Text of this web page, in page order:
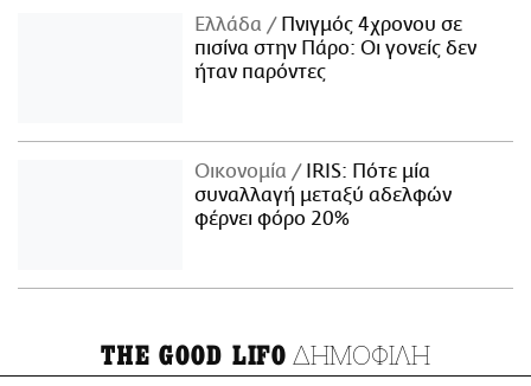
Ελλάδα
Πνιγμός 4χρονου σε
πισίνα στην Πάρο: Οι γονείς δεν
ήταν παρόντες
Οικονομία
IRIS: Πότε μία
συναλλαγή μεταξύ αδελφών
φέρνει φόρο 20%
THE GOOD LIFO ΔΗΜΟΦΙΛΗ